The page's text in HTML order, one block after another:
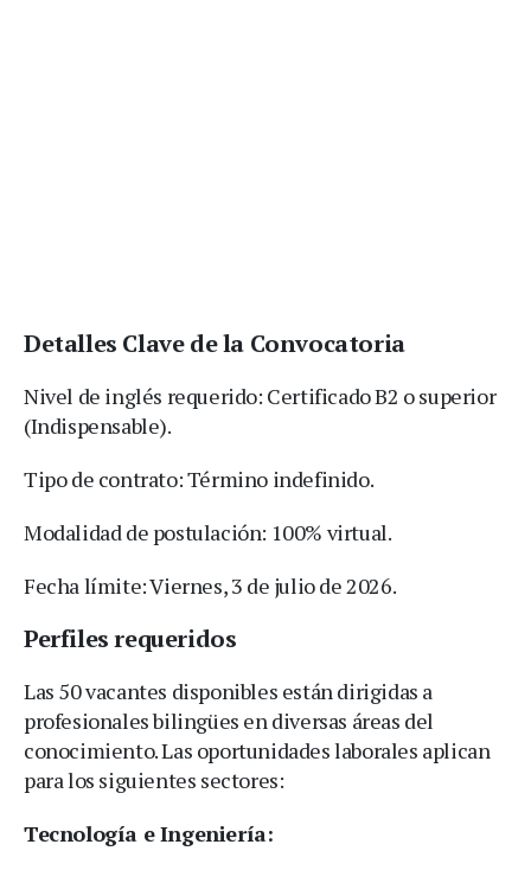
Detalles Clave de la Convocatoria
Nivel de inglés requerido: Certificado B2 o superior
(Indispensable).
Tipo de contrato: Término indefinido.
Modalidad de postulación: 100% virtual.
Fecha límite: Viernes, 3 de julio de 2026.
Perfiles requeridos
Las 50 vacantes disponibles están dirigidas a
profesionales bilingües en diversas áreas del
conocimiento. Las oportunidades laborales aplican
para los siguientes sectores:
Tecnología e Ingeniería: